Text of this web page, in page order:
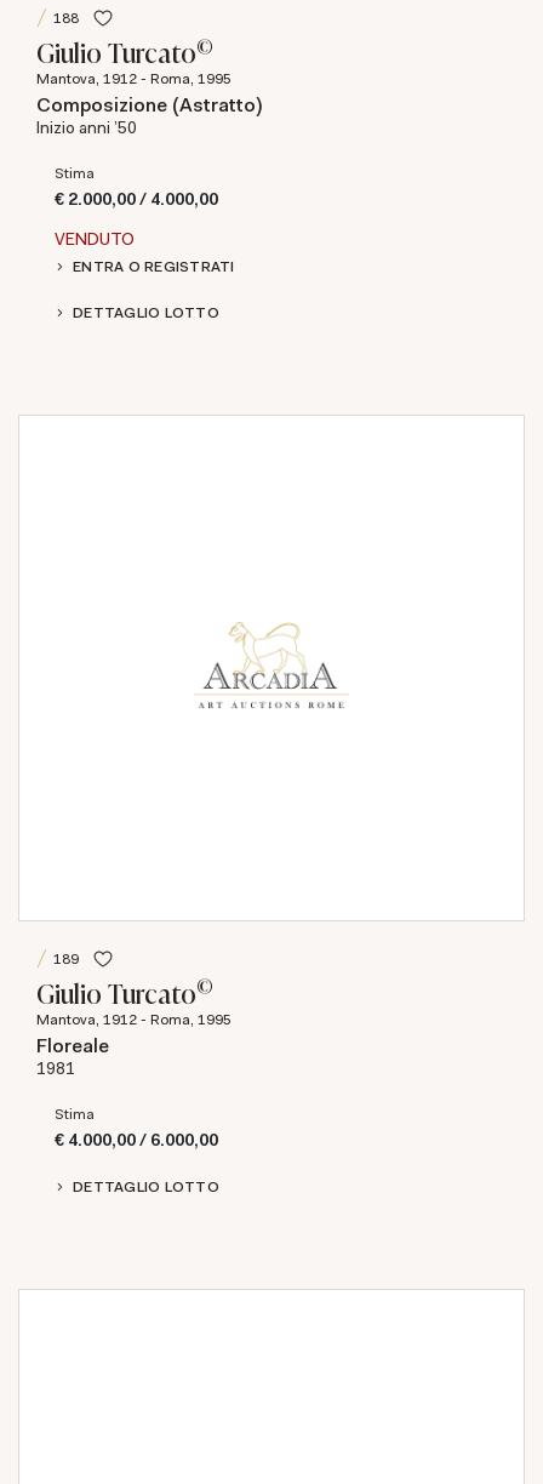
188
Giulio Turcato©
Mantova, 1912 - Roma, 1995
Composizione (Astratto)
Inizio anni '50
Stima
€ 2.000,00 / 4.000,00
VENDUTO
ENTRA O REGISTRATI
DETTAGLIO LOTTO
189
Giulio Turcato©
Mantova, 1912 - Roma, 1995
Floreale
1981
Stima
€ 4.000,00 / 6.000,00
DETTAGLIO LOTTO